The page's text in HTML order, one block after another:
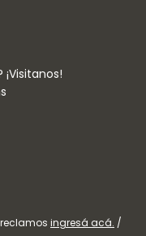
ingresá acá. /